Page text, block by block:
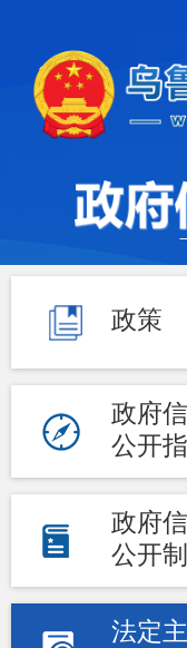
政策
政府
公开
政府
公开
法定